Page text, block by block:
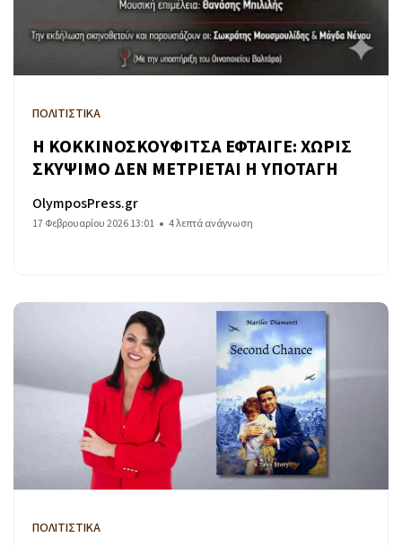
ΠΟΛΙΤΙΣΤΙΚΑ
Η ΚΟΚΚΙΝΟΣΚΟΥΦΙΤΣΑ ΕΦΤΑΙΓΕ: ΧΩΡΙΣ
ΣΚΥΨΙΜΟ ΔΕΝ ΜΕΤΡΙΕΤΑΙ Η ΥΠΟΤΑΓΗ
OlymposPress.gr
17 Φεβρουαρίου 2026 13:01 4 λεπτά ανάγνωση
ΠΟΛΙΤΙΣΤΙΚΑ